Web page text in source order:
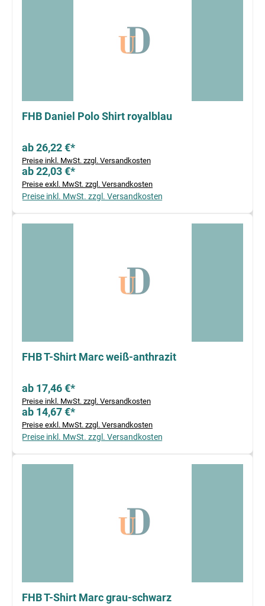
FHB Daniel Polo Shirt royalblau
ab 26,22 €*
Preise inkl. MwSt. zzgl. Versandkosten
ab 22,03 €*
Preise exkl. MwSt. zzgl. Versandkosten
Preise inkl. MwSt. zzgl. Versandkosten
FHB T-Shirt Marc weiß-anthrazit
ab 17,46 €*
Preise inkl. MwSt. zzgl. Versandkosten
ab 14,67 €*
Preise exkl. MwSt. zzgl. Versandkosten
Preise inkl. MwSt. zzgl. Versandkosten
FHB T-Shirt Marc grau-schwarz